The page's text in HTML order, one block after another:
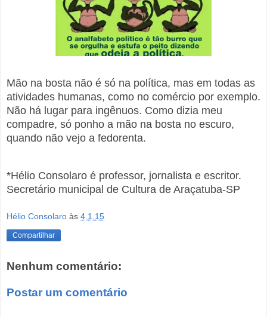
Mão na bosta não é só na política, mas em todas as
atividades humanas, como no comércio por exemplo.
Não há lugar para ingênuos. Como dizia meu
compadre, só ponho a mão na bosta no escuro,
quando não vejo a fedorenta.
*Hélio Consolaro é professor, jornalista e escritor.
Secretário municipal de Cultura de Araçatuba-SP
Hélio Consolaro às 4.1.15
Compartilhar
Nenhum comentário:
Postar um comentário